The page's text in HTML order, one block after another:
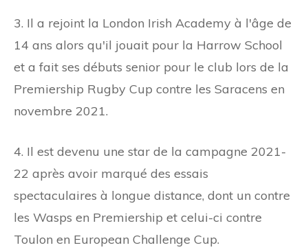
3. Il a rejoint la London Irish Academy à l'âge de
14 ans alors qu'il jouait pour la Harrow School
et a fait ses débuts senior pour le club lors de la
Premiership Rugby Cup contre les Saracens en
novembre 2021.
4. Il est devenu une star de la campagne 2021-
22 après avoir marqué des essais
spectaculaires à longue distance, dont un contre
les Wasps en Premiership et celui-ci contre
Toulon en European Challenge Cup.